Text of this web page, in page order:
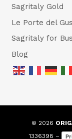
Sagritaly Gold
Le Porte del
Sagritaly for
Blog
© 2026
1336398 –